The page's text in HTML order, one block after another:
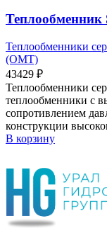
Теплообменник
Теплообменники
(OMT)
43429 ₽
Теплообменники
теплообменники с
сопротивлением
конструкции
В корзину